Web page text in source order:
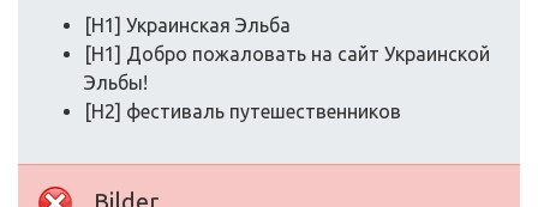
[H1] Украинская Эльба
[H1] Добро пожаловать на сайт Украинской
Эльбы!
[H2] фестиваль путешественников